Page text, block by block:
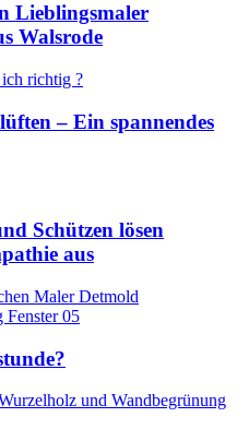
Lieblingsmaler
Walsrode
– Ein spannendes
Schützen lösen
aus